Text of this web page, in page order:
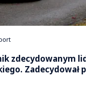
zdecydowanym
Zadecydował